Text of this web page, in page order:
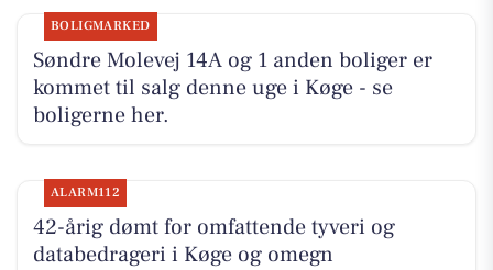
BOLIGMARKED
Søndre Molevej 14A og 1 anden boliger er
kommet til salg denne uge i Køge - se
boligerne her.
ALARM112
42-årig dømt for omfattende tyveri og
databedrageri i Køge og omegn